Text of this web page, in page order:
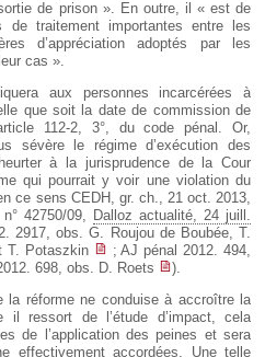
de prison ». En outre, il « est de
de traitement importantes entre les
d’appréciation adoptés par les
cas ».
aux personnes incarcérées à
que soit la date de commission de
112-2, 3°, du code pénal. Or,
sévère le régime d’exécution des
à la jurisprudence de la Cour
qui pourrait y voir une violation du
ce sens CEDH, gr. ch., 21 oct. 2013,
n° 42750/09,
Dalloz actualité, 24 juill.
2917, obs. G. Roujou de Boubée, T.
T. Potaszkin
; AJ pénal 2012. 494,
698, obs. D. Roets
).
la réforme ne conduise à accroître la
il ressort de l’étude d’impact, cela
de l’application des peines et sera
effectivement accordées. Une telle